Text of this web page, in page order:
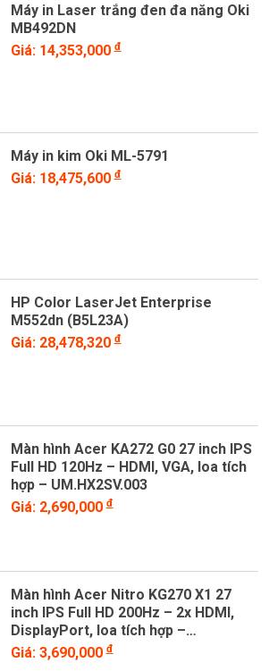
Máy in Laser trắng đen đa năng Oki
MB492DN
Giá: 14,353,000đ
Máy in kim Oki ML-5791
Giá: 18,475,600đ
HP Color LaserJet Enterprise
M552dn (B5L23A)
Giá: 28,478,320đ
Màn hình Acer KA272 G0 27 inch IPS
Full HD 120Hz – HDMI, VGA, loa tích
hợp – UM.HX2SV.003
Giá: 2,690,000đ
Màn hình Acer Nitro KG270 X1 27
inch IPS Full HD 200Hz – 2x HDMI,
DisplayPort, loa tích hợp –
UM.HX0SV.101
Giá: 3,690,000đ